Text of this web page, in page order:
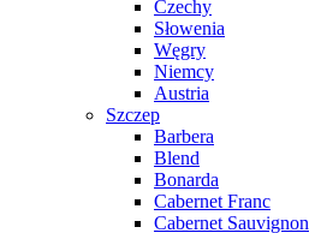
Czechy
Słowenia
Węgry
Niemcy
Austria
Szczep
Barbera
Blend
Bonarda
Cabernet Franc
Cabernet Sauvignon